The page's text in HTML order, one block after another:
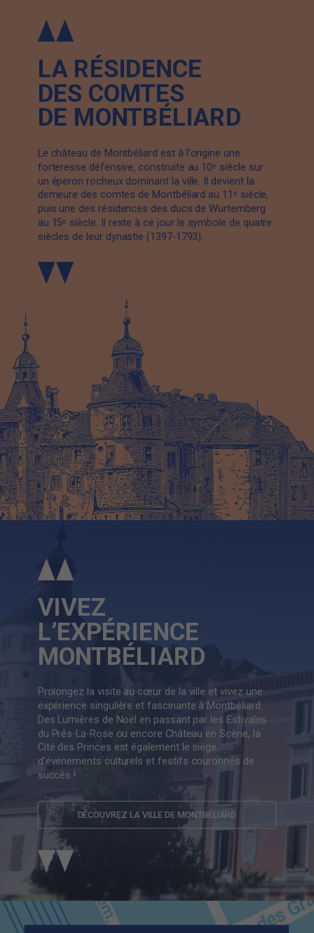
LA RÉSIDENCE
DES COMTES
DE MONTBÉLIARD
Le château de Montbéliard est à l'origine une
forteresse défensive, construite au 10ᵉ siècle sur
un éperon rocheux dominant la ville. Il devient la
demeure des comtes de Montbéliard au 11ᵉ siècle,
puis une des résidences des ducs de Wurtemberg
au 15ᵉ siècle. Il reste à ce jour le symbole de quatre
siècles de leur dynastie (1397-1793).
VIVEZ
L’EXPÉRIENCE
MONTBÉLIARD
Prolongez la visite au cœur de la ville et vivez une
expérience singulière et fascinante à Montbéliard.
Des Lumières de Noël en passant par les Estivales
du Prés-La-Rose ou encore Château en Scène, la
Cité des Princes est également le siège
d'événements culturels et festifs couronnés de
succès !
DÉCOUVREZ LA VILLE DE MONTBÉLIARD